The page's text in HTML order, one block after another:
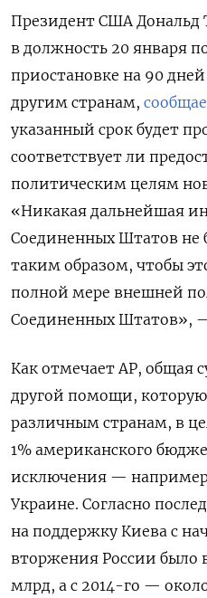
Президент США Дональд
в должность 20 января
приостановке на 90
другим странам,
указанный срок будет
соответствует ли
политическим целям
«Никакая дальнейшая
Соединенных Штатов не
таким образом, чтобы
полной мере внешней
Соединенных Штатов»,
Как отмечает AP, общая
другой помощи,
различным странам, в
1% американского
исключения —
Украине. Согласно
на поддержку Киева с
вторжения России было
млрд, а с 2014-го —